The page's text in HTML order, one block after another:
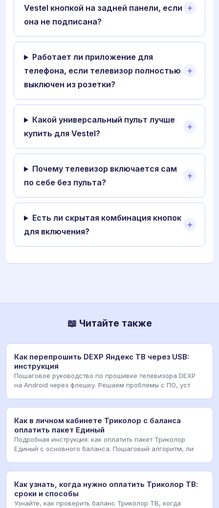
Vestel кнопкой на задней панели, если
она не подписана?
Работает ли приложение для
телефона, если телевизор полностью
выключен из розетки?
Какой универсальный пульт лучше
купить для Vestel?
Почему телевизор включается сам
по себе без пульта?
Есть ли скрытая комбинация кнопок
для включения?
📖 Читайте также
Как перепрошить DEXP Яндекс ТВ через USB:
инструкция
Пошаговое руководство по прошивке телевизора DEXP
на Android через флешку. Решаем проблемы с ПО, уст
Как в личном кабинете Триколор с баланса
оплатить пакет Единый
Подробная инструкция: как оплатить пакет Триколор
Единый с основного баланса. Пошаговый алгоритм, ли
Как узнать, когда нужно оплатить Триколор ТВ:
сроки и способы
Узнайте, как проверить баланс Триколор ТВ, когда